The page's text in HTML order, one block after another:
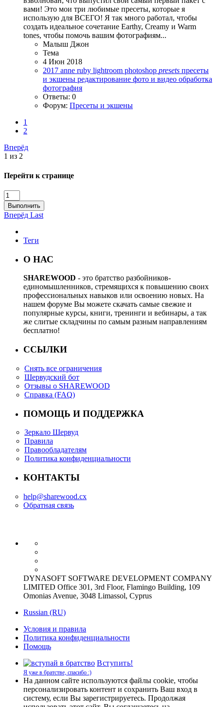
вами! Это мои три любимые пресеты, которые я
использую для ВСЕГО! Я так много работал, чтобы
создать идеальное сочетание Earthy, Creamy и Warm
tones, чтобы помочь вашим фотографиям...
Малыш Джон
Тема
4 Июн 2018
2017 anne ruby lightroom photoshop presets пресеты
и экшены редактирование фото и видео обработка
фотография
Ответы: 0
Форум: Пресеты и экшены
1
2
Вперёд
1 из 2
Перейти к странице
Выполнить
Вперёд Last
Теги
О НАС
SHAREWOOD - это братство разбойников-
единомышленников, стремящихся к повышению своих
профессиональных навыков или освоению новых. На
нашем форуме Вы можете скачать самые свежие и
популярные курсы, книги, тренинги и вебинары, а так
же слитые складчины по самым разным направлениям
бесплатно!
ССЫЛКИ
Снять все ограничения
Шервудский бот
Отзывы о SHAREWOOD
Справка (FAQ)
ПОМОЩЬ И ПОДДЕРЖКА
Зеркало Шервуд
Правила
Правообладателям
Политика конфиденциальности
КОНТАКТЫ
help@sharewood.cx
Обратная связь
DYNASOFT SOFTWARE DEVELOPMENT COMPANY
LIMITED Office 301, 3rd Floor, Flamingo Building, 109
Omonias Avenue, 3048 Limassol, Cyprus
Russian (RU)
Условия и правила
Политика конфиденциальности
Помощь
Вступить!
Я уже в братстве, спасибо :)
На данном сайте используются файлы cookie, чтобы
персонализировать контент и сохранить Ваш вход в
систему, если Вы зарегистрируетесь. Продолжая